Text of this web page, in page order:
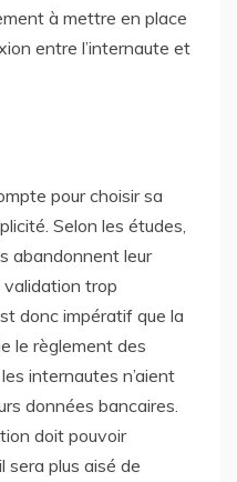
à mettre en place
entre l’internaute et
pour choisir sa
Selon les études,
abandonnent leur
validation trop
donc impératif que la
le règlement des
internautes n’aient
données bancaires.
doit pouvoir
sera plus aisé de